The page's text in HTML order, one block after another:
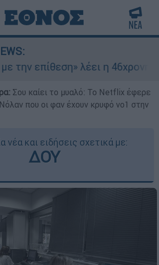
λέει η 46χρονη - Τι
Σου καίει το μυαλό: Το Netflix έφερε
που οι φαν έχουν κρυφό νο1 στην
νέα και ειδήσεις σχετικά με:
ΔΟΥ